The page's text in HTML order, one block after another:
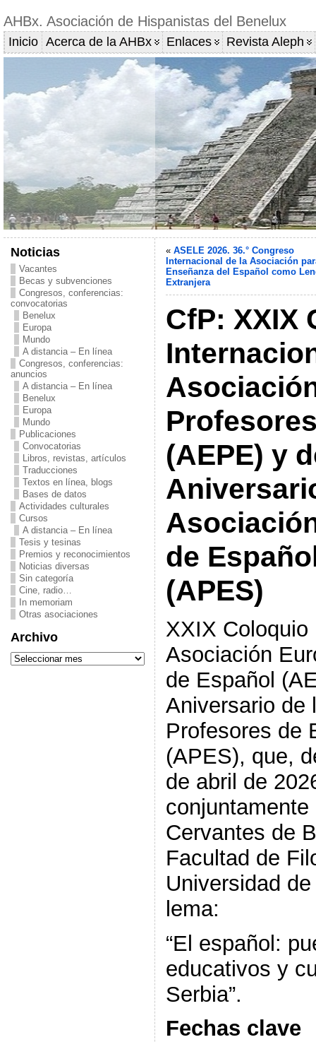
AHBx. Asociación de Hispanistas del Benelux
Inicio Acerca de la AHBx Enlaces Revista Aleph
Noticias
Vacantes
Becas y subvenciones
Congresos, conferencias:
convocatorias
Benelux
Europa
Mundo
A distancia – En línea
Congresos, conferencias:
anuncios
A distancia – En línea
Benelux
Europa
Mundo
Publicaciones
Convocatorias
Libros, revistas, artículos
Traducciones
Textos en línea, blogs
Bases de datos
Actividades culturales
Cursos
A distancia – En línea
Tesis y tesinas
Premios y reconocimientos
Noticias diversas
Sin categoría
Cine, radio…
In memoriam
Otras asociaciones
Archivo
« ASELE 2026. 36.° Congreso
Internacional de la Asociación
Enseñanza del Español como
Extranjera
CfP: XXIX
(AEPE) y
de
(APES)
XXIX
Asociación
de Español
Aniversario de
Profesores de
(APES), que,
de abril de
Cervantes de
Facultad de
Universidad
lema:
“El español:
educativos y
Serbia”.
Fechas clave